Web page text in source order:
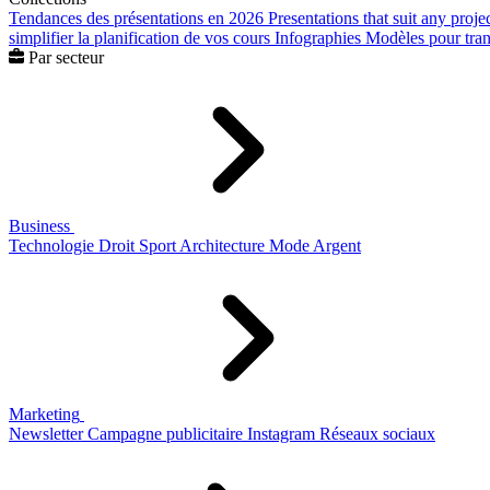
Tendances des présentations en 2026 Presentations that suit any
simplifier la planification de vos cours Infographies Modèles pour
Par secteur
Business
Technologie Droit Sport Architecture Mode Argent
Marketing
Newsletter Campagne publicitaire Instagram Réseaux sociaux